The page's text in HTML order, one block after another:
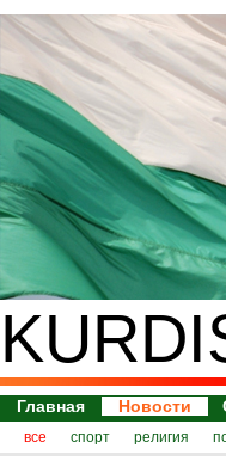
Главная Новости
все спорт религия